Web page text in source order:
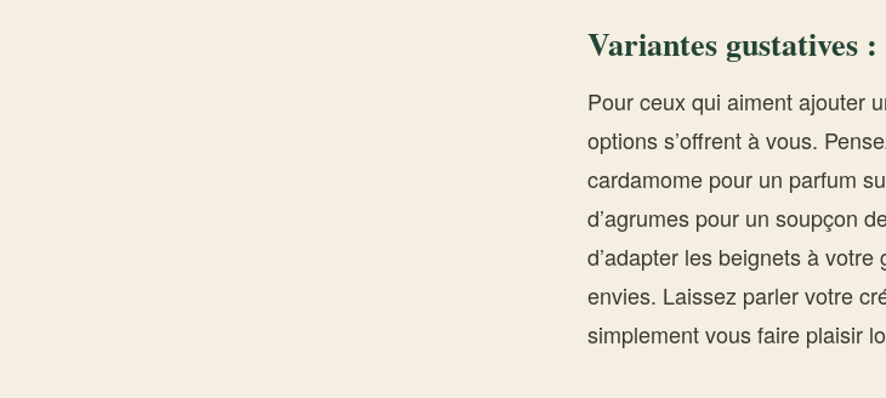
Variantes gustatives
Pour ceux qui aiment ajouter
options s’offrent à vous.
cardamome pour un parfum
d’agrumes pour un soupçon
d’adapter les beignets à
envies. Laissez parler votre
simplement vous faire plaisir